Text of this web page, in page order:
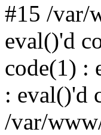
#15 /var/
eval()'d
code(1) :
: eval()'d
/var/